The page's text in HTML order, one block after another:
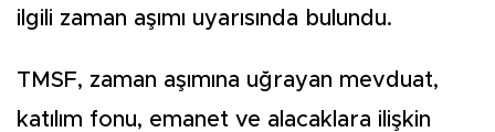
ilgili zaman aşımı uyarısında bulundu.
TMSF, zaman aşımına uğrayan mevduat,
katılım fonu, emanet ve alacaklara ilişkin